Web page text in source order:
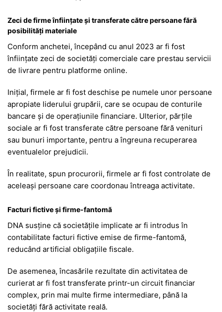
Zeci de firme înființate și transferate către persoane fără
posibilități materiale
Conform anchetei, începând cu anul 2023 ar fi fost
înființate zeci de societăți comerciale care prestau servicii
de livrare pentru platforme online.
Inițial, firmele ar fi fost deschise pe numele unor persoane
apropiate liderului grupării, care se ocupau de conturile
bancare și de operațiunile financiare. Ulterior, părțile
sociale ar fi fost transferate către persoane fără venituri
sau bunuri importante, pentru a îngreuna recuperarea
eventualelor prejudicii.
În realitate, spun procurorii, firmele ar fi fost controlate de
aceleași persoane care coordonau întreaga activitate.
Facturi fictive și firme-fantomă
DNA susține că societățile implicate ar fi introdus în
contabilitate facturi fictive emise de firme-fantomă,
reducând artificial obligațiile fiscale.
De asemenea, încasările rezultate din activitatea de
curierat ar fi fost transferate printr-un circuit financiar
complex, prin mai multe firme intermediare, până la
societăți fără activitate reală.